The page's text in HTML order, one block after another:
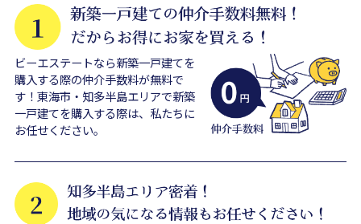
ビーエステートなら新築一戸建てを
購入する際の仲介手数料が無料で
す！東海市・知多半島エリアで新築
一戸建てを購入する際は、私たちに
お任せください。